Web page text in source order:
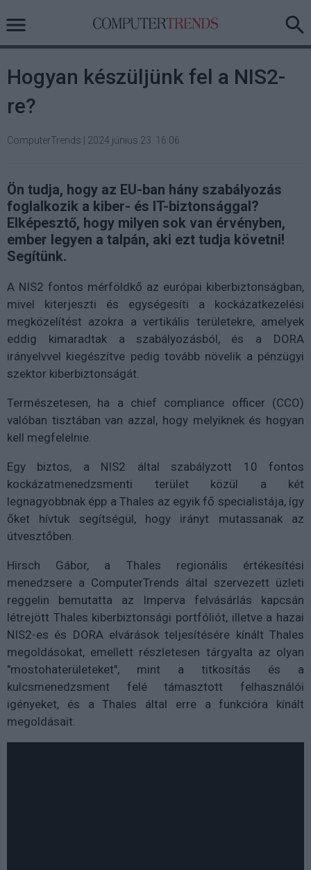
Hogyan készüljünk fel a NIS2-
re?
ComputerTrends 2024 június 23. 16:06
Ön tudja, hogy az EU-ban hány szabályozás
foglalkozik a kiber- és IT-biztonsággal?
Elképesztő, hogy milyen sok van érvényben,
ember legyen a talpán, aki ezt tudja követni!
Segítünk.
A NIS2 fontos mérföldkő az európai kiberbiztonságban,
mivel kiterjeszti és egységesíti a kockázatkezelési
megközelítést azokra a vertikális területekre, amelyek
eddig kimaradtak a szabályozásból, és a DORA
irányelvvel kiegészítve pedig tovább növelik a pénzügyi
szektor kiberbiztonságát.
Természetesen, ha a chief compliance officer (CCO)
valóban tisztában van azzal, hogy melyiknek és hogyan
kell megfelelnie.
Egy biztos, a NIS2 által szabályzott 10 fontos
kockázatmenedzsmenti terület közül a két
legnagyobbnak épp a Thales az egyik fő specialistája, így
őket hívtuk segítségül, hogy irányt mutassanak az
útvesztőben.
Hirsch Gábor, a Thales regionális értékesítési
menedzsere a ComputerTrends által szervezett üzleti
reggelin bemutatta az Imperva felvásárlás kapcsán
létrejött Thales kiberbiztonsági portfóliót, illetve a hazai
NIS2-es és DORA elvárások teljesítésére kínált Thales
megoldásokat, emellett részletesen tárgyalta az olyan
"mostohaterületeket", mint a titkosítás és a
kulcsmenedzsment felé támasztott felhasználói
igényeket, és a Thales által erre a funkcióra kínált
megoldásait.